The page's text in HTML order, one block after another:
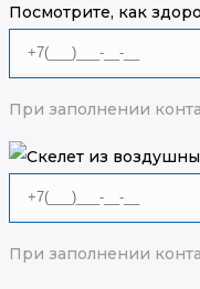
Посмотрите, как
При заполнении
При заполнении